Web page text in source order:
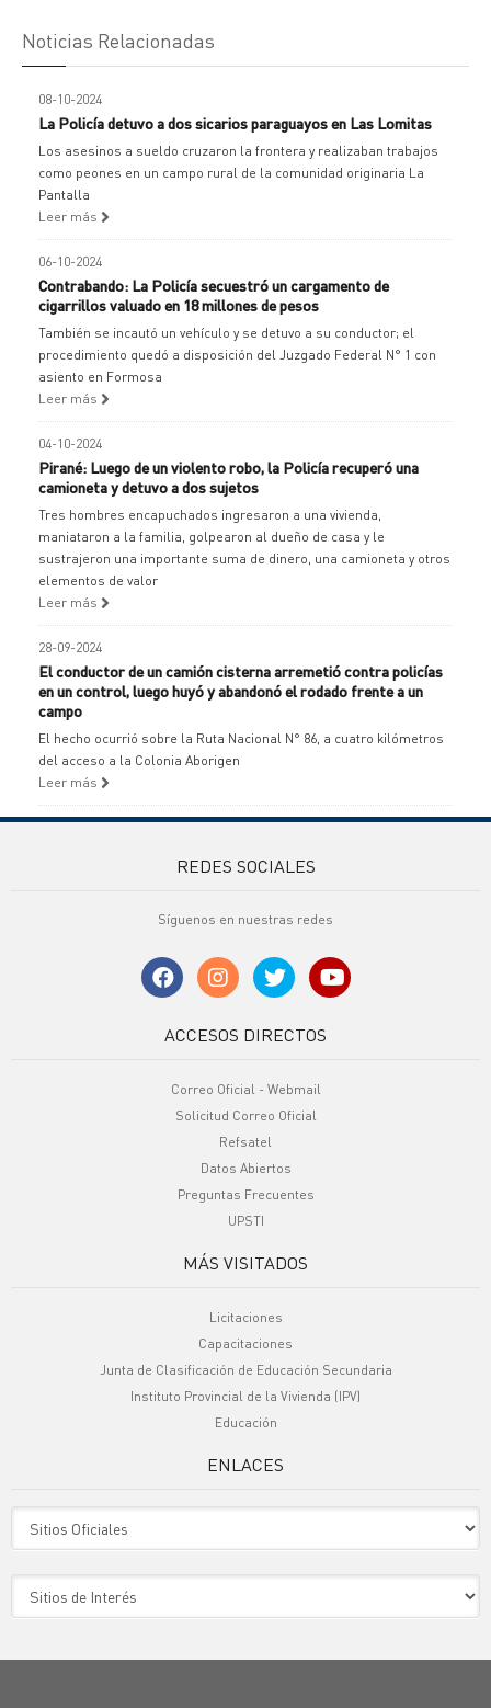
Noticias Relacionadas
08-10-2024
La Policía detuvo a dos sicarios paraguayos en Las Lomitas
Los asesinos a sueldo cruzaron la frontera y realizaban trabajos
como peones en un campo rural de la comunidad originaria La
Pantalla
Leer más
06-10-2024
Contrabando: La Policía secuestró un cargamento de
cigarrillos valuado en 18 millones de pesos
También se incautó un vehículo y se detuvo a su conductor; el
procedimiento quedó a disposición del Juzgado Federal N° 1 con
asiento en Formosa
Leer más
04-10-2024
Pirané: Luego de un violento robo, la Policía recuperó una
camioneta y detuvo a dos sujetos
Tres hombres encapuchados ingresaron a una vivienda,
maniataron a la familia, golpearon al dueño de casa y le
sustrajeron una importante suma de dinero, una camioneta y otros
elementos de valor
Leer más
28-09-2024
El conductor de un camión cisterna arremetió contra policías
en un control, luego huyó y abandonó el rodado frente a un
campo
El hecho ocurrió sobre la Ruta Nacional N° 86, a cuatro kilómetros
del acceso a la Colonia Aborigen
Leer más
REDES SOCIALES
Síguenos en nuestras redes
ACCESOS DIRECTOS
Correo Oficial - Webmail
Solicitud Correo Oficial
Refsatel
Datos Abiertos
Preguntas Frecuentes
UPSTI
MÁS VISITADOS
Licitaciones
Capacitaciones
Junta de Clasificación de Educación Secundaria
Instituto Provincial de la Vivienda (IPV)
Educación
ENLACES